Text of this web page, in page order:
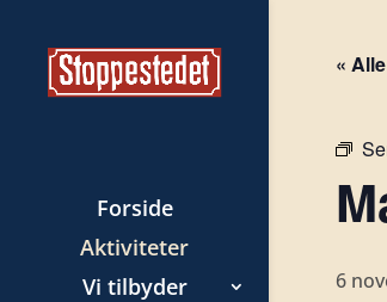
Forside
Aktiviteter
Vi tilbyder
«
6